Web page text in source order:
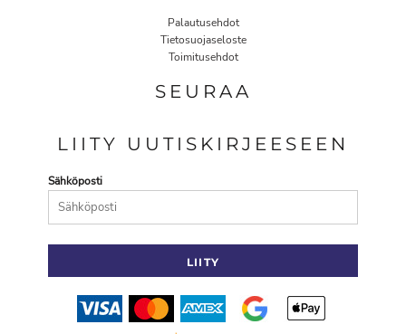
Palautusehdot
Tietosuojaseloste
Toimitusehdot
SEURAA
LIITY UUTISKIRJEESEEN
Sähköposti
LIITY